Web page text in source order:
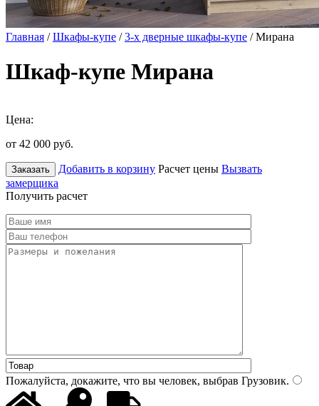
Главная /Шкафы-купе /3-х дверные шкафы-купе / Мирана
Шкаф-купе Мирана
Цена:
от 42 000 руб.
Заказать Добавить в корзину Расчет цены Вызвать
замерщика
Получить расчет
Пожалуйста, докажите, что вы человек, выбрав Грузовик.